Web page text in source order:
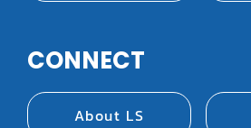
CONNECT
About LS